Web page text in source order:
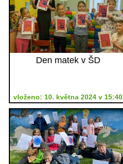
Den matek v ŠD
vloženo: 10. května 2024 v 15:40